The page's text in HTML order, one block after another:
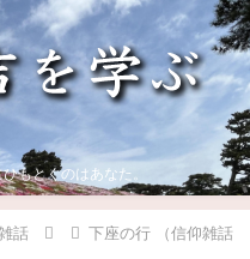
もとくのはあなた。
話
下座の行 （信仰雑話